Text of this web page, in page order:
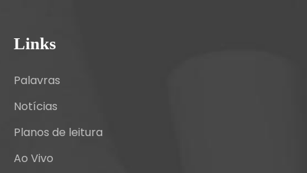
Links
Palavras
Notícias
Planos de leitura
Ao Vivo